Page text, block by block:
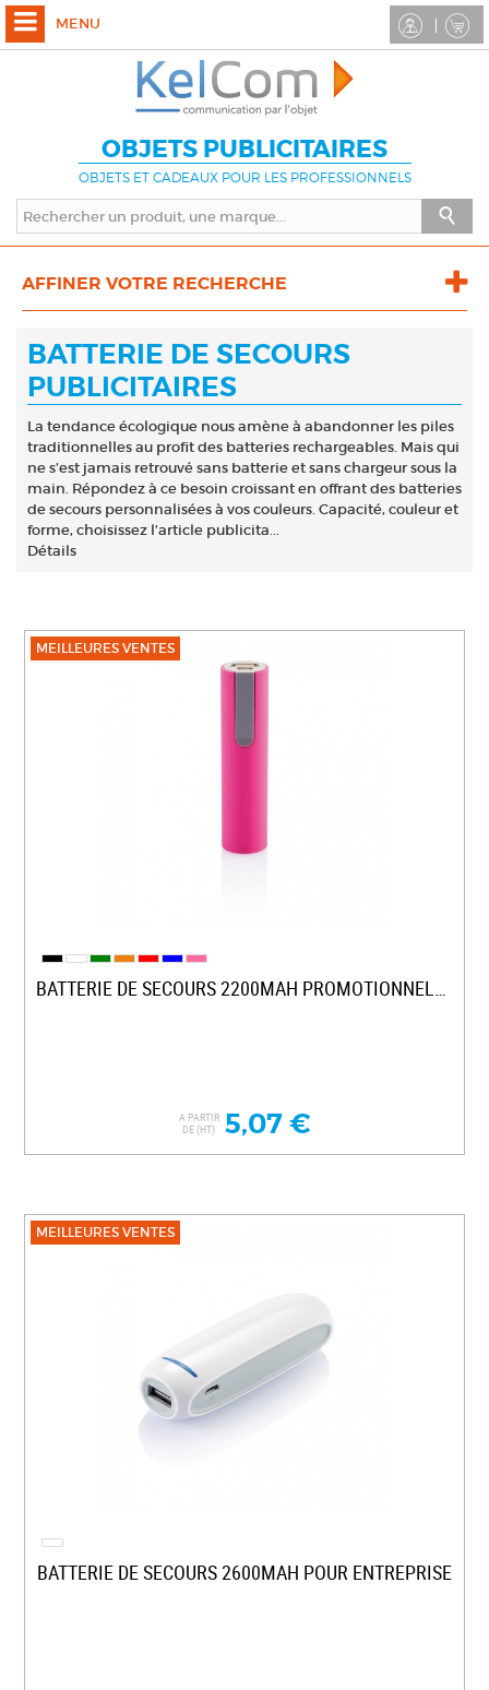
OBJETS PUBLICITAIRES
OBJETS ET CADEAUX POUR LES PROFESSIONNELS
MENU
AFFINER VOTRE RECHERCHE
BATTERIE DE SECOURS
PUBLICITAIRES
La tendance écologique nous amène à abandonner les piles
traditionnelles au profit des batteries rechargeables. Mais qui
ne s’est jamais retrouvé sans batterie et sans chargeur sous la
main. Répondez à ce besoin croissant en offrant des batteries
de secours personnalisées à vos couleurs. Capacité, couleur et
forme, choisissez l’article publicita...
Détails
MEILLEURES VENTES
A PARTIR
DE (HT) 5,07 €
MEILLEURES VENTES
BATTERIE DE SECOURS 2600MAH POUR ENTREPRISE